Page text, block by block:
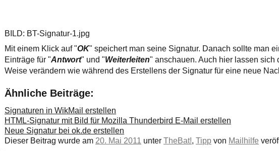
BILD: BT-Signatur-1.jpg
Mit einem Klick auf "OK" speichert man seine Signatur. Danach sollte man
Einträge für "Antwort" und "Weiterleiten" anschauen. Auch hier lassen sich
Weise verändern wie während des Erstellens der Signatur für eine neue
Ähnliche Beiträge:
Signaturen in WikMail erstellen
HTML-Signatur mit Bild für Mozilla Thunderbird E-Mail erstellen
Neue Signatur bei ok.de erstellen
Dieser Beitrag wurde am 20. Mai 2011 unterTheBat!,Tipp von Mailhilfe